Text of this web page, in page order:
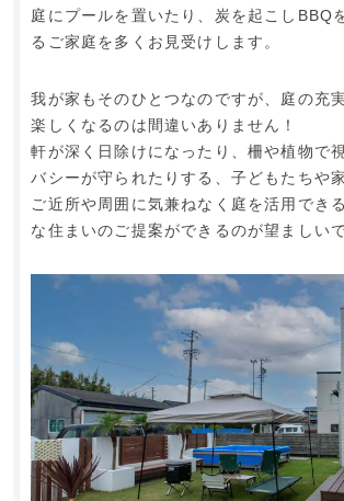
庭にプールを置いたり、炭を起こしBBQ
るご家庭を多くお見受けします。
我が家もそのひとつなのですが、庭の充
楽しくなるのは間違いありません！
軒が深く日除けになったり、柵や植物で
バシーが守られたりする、子どもたちや
ご近所や周囲に気兼ねなく庭を活用でき
な住まいのご提案ができるのが望ましいで